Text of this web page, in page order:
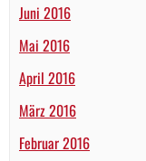
Juni 2016
Mai 2016
April 2016
März 2016
Februar 2016